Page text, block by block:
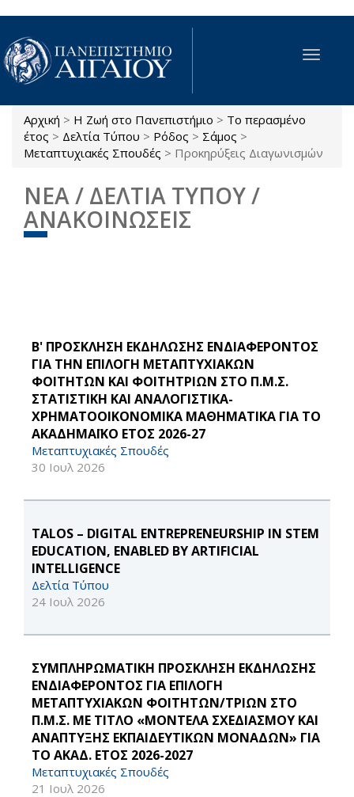
Παράκαμψη προς το κυρίως περιεχόμενο
Toggle
Είστε εδώ
Αρχική > Η Ζωή στο Πανεπιστήμιο > Το περασμένο
έτος > Δελτία Τύπου > Ρόδος > Σάμος >
Μεταπτυχιακές Σπουδές > Προκηρύξεις Διαγωνισμών
ΝΕΑ / ΔΕΛΤΙΑ ΤΥΠΟΥ /
ΑΝΑΚΟΙΝΩΣΕΙΣ
Β' ΠΡΟΣΚΛΗΣΗ ΕΚΔΗΛΩΣΗΣ ΕΝΔΙΑΦΕΡΟΝΤΟΣ
ΓΙΑ ΤΗΝ ΕΠΙΛΟΓΗ ΜΕΤΑΠΤΥΧΙΑΚΩΝ
ΦΟΙΤΗΤΩΝ ΚΑΙ ΦΟΙΤΗΤΡΙΩΝ ΣΤΟ Π.Μ.Σ.
ΣΤΑΤΙΣΤΙΚΗ ΚΑΙ ΑΝΑΛΟΓΙΣΤΙΚΑ-
ΧΡΗΜΑΤΟΟΙΚΟΝΟΜΙΚΑ ΜΑΘΗΜΑΤΙΚΑ ΓΙΑ ΤΟ
ΑΚΑΔΗΜΑΪΚΟ ΕΤΟΣ 2026-27
Μεταπτυχιακές Σπουδές
30 Ιουλ 2026
TALOS – DIGITAL ENTREPRENEURSHIP IN STEM
EDUCATION, ENABLED BY ARTIFICIAL
INTELLIGENCE
Δελτία Τύπου
24 Ιουλ 2026
ΣΥΜΠΛΗΡΩΜΑΤΙΚΗ ΠΡΟΣΚΛΗΣΗ ΕΚΔΗΛΩΣΗΣ
ΕΝΔΙΑΦΕΡΟΝΤΟΣ ΓΙΑ ΕΠΙΛΟΓΗ
ΜΕΤΑΠΤΥΧΙΑΚΩΝ ΦΟΙΤΗΤΩΝ/ΤΡΙΩΝ ΣΤΟ
Π.Μ.Σ. ΜΕ ΤΙΤΛΟ «ΜΟΝΤΕΛΑ ΣΧΕΔΙΑΣΜΟΥ ΚΑΙ
ΑΝΑΠΤΥΞΗΣ ΕΚΠΑΙΔΕΥΤΙΚΩΝ ΜΟΝΑΔΩΝ» ΓΙΑ
ΤΟ ΑΚΑΔ. ΕΤΟΣ 2026-2027
Μεταπτυχιακές Σπουδές
21 Ιουλ 2026